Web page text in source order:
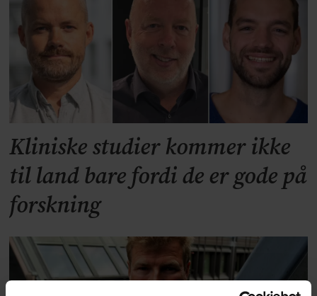
Kliniske studier kommer ikke
til land bare fordi de er gode på
forskning